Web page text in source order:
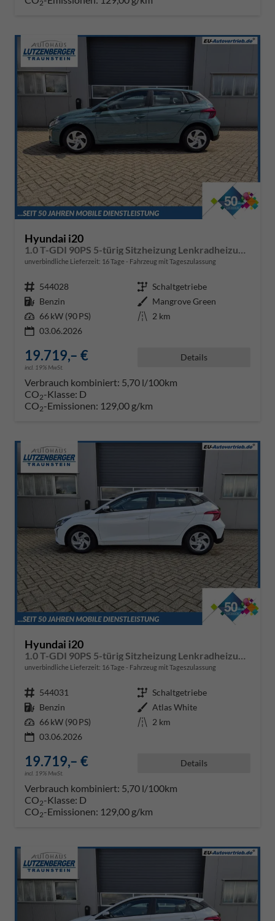
2
Hyundai i20
unverbindliche Lieferzeit: 16 Tage Fahrzeug mit Tageszulassung
Fahrzeugnr. 544028 Getriebe Schaltgetriebe
Kraftstoff Benzin Außenfarbe Mangrove Green
Leistung 66 kW (90 PS) Kilometerstand 2 km
03.06.2026
19.719,– €
incl. 19% MwSt.
Details
Verbrauch kombiniert: 5,70 l/100km
CO2-Klasse: D
CO2-Emissionen: 129,00 g/km
Hyundai i20
unverbindliche Lieferzeit: 16 Tage Fahrzeug mit Tageszulassung
Fahrzeugnr. 544031 Getriebe Schaltgetriebe
Kraftstoff Benzin Außenfarbe Atlas White
Leistung 66 kW (90 PS) Kilometerstand 2 km
03.06.2026
19.719,– €
incl. 19% MwSt.
Details
Verbrauch kombiniert: 5,70 l/100km
CO2-Klasse: D
CO2-Emissionen: 129,00 g/km